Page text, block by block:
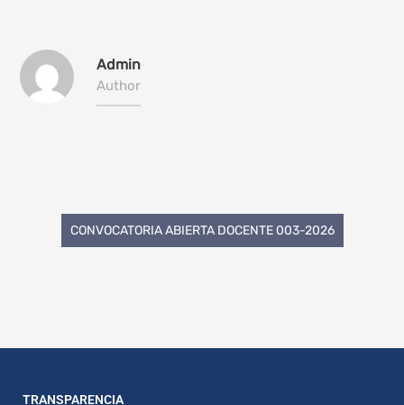
Admin
Author
CONVOCATORIA ABIERTA DOCENTE 003-2026
TRANSPARENCIA